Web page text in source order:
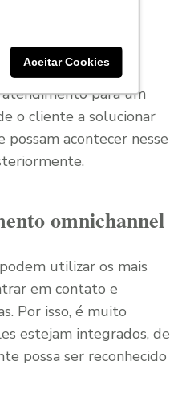
Aceitar Cookies
de exploração da
para um
o cliente a solucionar
acontecer nesse
omnichannel
utilizar os mais
em contato e
Por isso, é muito
estejam integrados, de
possa ser reconhecido